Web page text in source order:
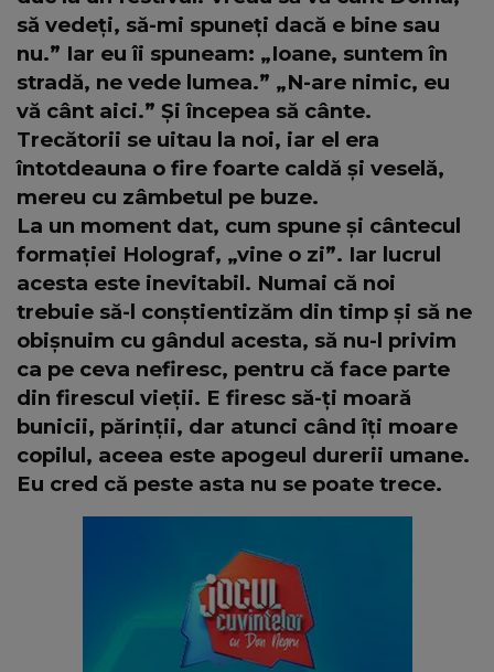
să vedeți, să-mi spuneți dacă e bine sau
nu.” Iar eu îi spuneam: „Ioane, suntem în
stradă, ne vede lumea.” „N-are nimic, eu
vă cânt aici.” Și începea să cânte.
Trecătorii se uitau la noi, iar el era
întotdeauna o fire foarte caldă și veselă,
mereu cu zâmbetul pe buze.
La un moment dat, cum spune și cântecul
formației Holograf, „vine o zi”. Iar lucrul
acesta este inevitabil. Numai că noi
trebuie să-l conștientizăm din timp și să ne
obișnuim cu gândul acesta, să nu-l privim
ca pe ceva nefiresc, pentru că face parte
din firescul vieții. E firesc să-ți moară
bunicii, părinții, dar atunci când îți moare
copilul, aceea este apogeul durerii umane.
Eu cred că peste asta nu se poate trece.